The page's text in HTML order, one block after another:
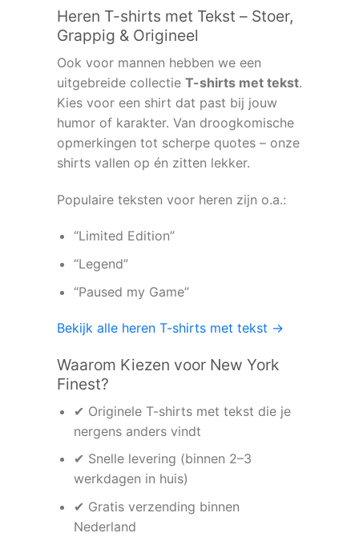
Heren T-shirts met Tekst – Stoer,
Grappig & Origineel
Ook voor mannen hebben we een
uitgebreide collectie T-shirts met tekst.
Kies voor een shirt dat past bij jouw
humor of karakter. Van droogkomische
opmerkingen tot scherpe quotes – onze
shirts vallen op én zitten lekker.
Populaire teksten voor heren zijn o.a.:
“Limited Edition”
“Legend”
“Paused my Game”
Bekijk alle heren T-shirts met tekst →
Waarom Kiezen voor New York
Finest?
✔ Originele T-shirts met tekst die je
nergens anders vindt
✔ Snelle levering (binnen 2–3
werkdagen in huis)
✔ Gratis verzending binnen
Nederland